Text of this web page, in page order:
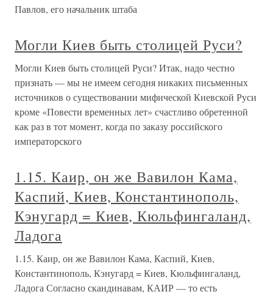
Павлов, его начальник штаба
Могли Киев быть столицей Руси?
Могли Киев быть столицей Руси? Итак, надо честно
признать — мы не имеем сегодня никаких письменных
источников о существовании мифической Киевской Руси
кроме «Повести временных лет» счастливо обретенной
как раз в тот момент, когда по заказу российского
императорского
1.15. Каир, он же Вавилон Кама,
Каспий, Киев, Константинополь,
Кэнугард = Киев, Кюльфингаланд,
Ладога
1.15. Каир, он же Вавилон Кама, Каспий, Киев,
Константинополь, Кэнугард = Киев, Кюльфингаланд,
Ладога Согласно скандинавам, КАИР — то есть